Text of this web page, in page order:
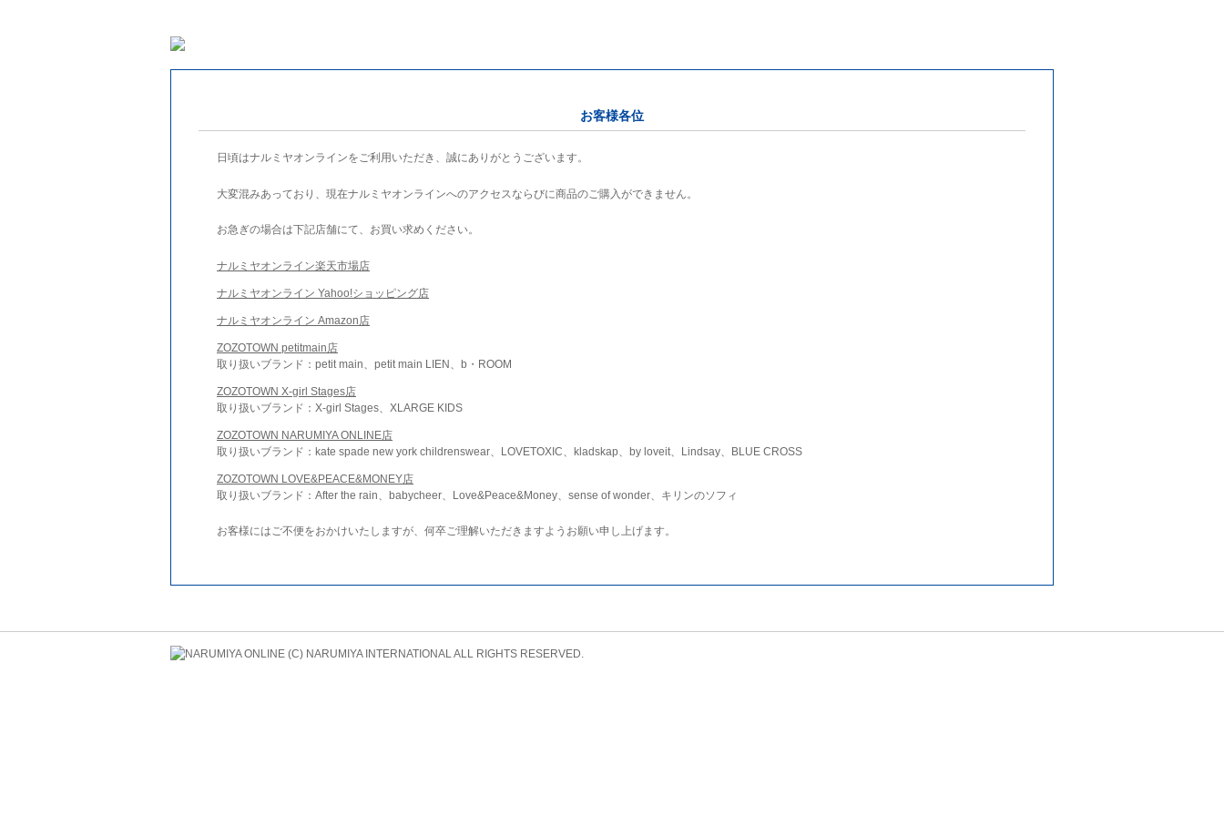
お客様各位
日頃はナルミヤオンラインをご利用いただき、誠にありがとうございます。
大変混みあっており、現在ナルミヤオンラインへのアクセスならびに商品のご購入ができません。
お急ぎの場合は下記店舗にて、お買い求めください。
ナルミヤオンライン楽天市場店
ナルミヤオンライン Yahoo!ショッピング店
ナルミヤオンライン Amazon店
ZOZOTOWN petitmain店
取り扱いブランド：petit main、petit main LIEN、b・ROOM
ZOZOTOWN X-girl Stages店
取り扱いブランド：X-girl Stages、XLARGE KIDS
ZOZOTOWN NARUMIYA ONLINE店
取り扱いブランド：kate spade new york childrenswear、LOVETOXIC、kladskap、by loveit、Lindsay、BLUE CROSS
ZOZOTOWN LOVE&PEACE&MONEY店
取り扱いブランド：After the rain、babycheer、Love&Peace&Money、sense of wonder、キリンのソフィ
お客様にはご不便をおかけいたしますが、何卒ご理解いただきますようお願い申し上げます。